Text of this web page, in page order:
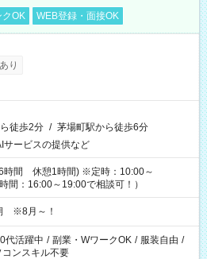
クOK WEB登録・面接OK
り
徒歩2分 / 茅場町駅から徒歩6分
サービスの提供など
時間 休憩1時間) ※定時：10:00～
間：16:00～19:00で相談可！）
※8月～！
代活躍中 / 副業・WワークOK / 服装自由 /
コンスキル不要